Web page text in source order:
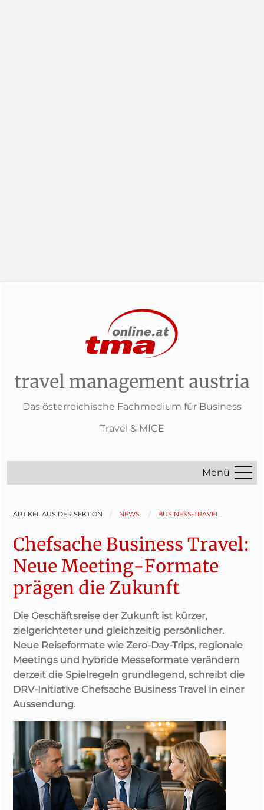
travel management austria
Das österreichische Fachmedium für Business
Travel & MICE
Menü
ARTIKEL AUS DER SEKTION NEWS BUSINESS-TRAVEL
Chefsache Business Travel:
Neue Meeting-Formate
prägen die Zukunft
Die Geschäftsreise der Zukunft ist kürzer,
zielgerichteter und gleichzeitig persönlicher.
Neue Reiseformate wie Zero-Day-Trips, regionale
Meetings und hybride Messeformate verändern
derzeit die Spielregeln grundlegend, schreibt die
DRV-Initiative Chefsache Business Travel in einer
Aussendung.